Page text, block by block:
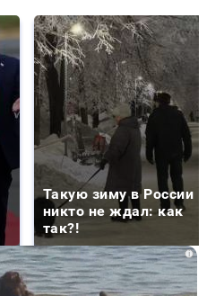
Такую зиму в России
никто не ждал: как
так?!
i